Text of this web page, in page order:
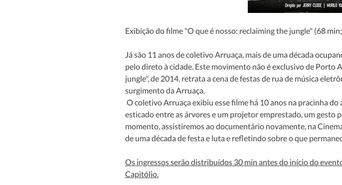
Exibição do filme "O que é nosso: reclaiming the jungle" (68
Já são 11 anos de coletivo Arruaça, mais de uma década
pelo direto à cidade. Este movimento não é exclusivo de Porto
jungle", de 2014, retrata a cena de festas de rua de música
surgimento da Arruaça.
esticado entre as árvores e um projetor emprestado, um gesto
momento, assistiremos ao documentário novamente, na
de uma década de festa e luta e refletindo sobre o que
Os ingressos serão distribuídos 30 min antes do início do
Capitólio.